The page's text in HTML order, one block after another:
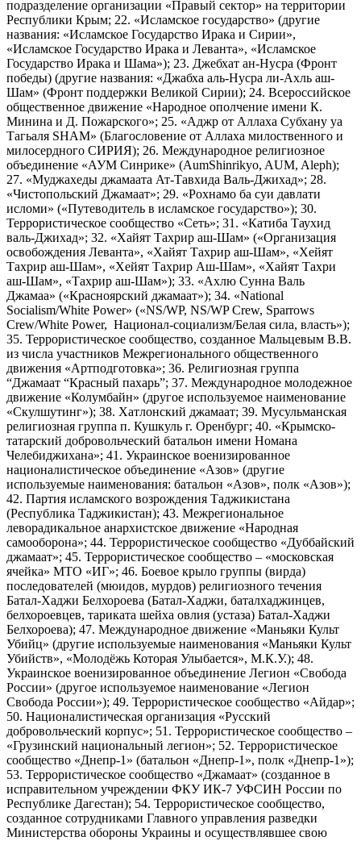
подразделение организации «Правый сектор» на территории
Республики Крым; 22. «Исламское государство» (другие
названия: «Исламское Государство Ирака и Сирии»,
«Исламское Государство Ирака и Леванта», «Исламское
Государство Ирака и Шама»); 23. Джебхат ан-Нусра (Фронт
победы) (другие названия: «Джабха аль-Нусра ли-Ахль аш-
Шам» (Фронт поддержки Великой Сирии); 24. Всероссийское
общественное движение «Народное ополчение имени К.
Минина и Д. Пожарского»; 25. «Аджр от Аллаха Субхану уа
Тагьаля SHAM» (Благословение от Аллаха милоственного и
милосердного СИРИЯ); 26. Международное религиозное
объединение «АУМ Синрике» (AumShinrikyo, AUM, Aleph);
27. «Муджахеды джамаата Ат-Тавхида Валь-Джихад»; 28.
«Чистопольский Джамаат»; 29. «Рохнамо ба суи давлати
исломи» («Путеводитель в исламское государство»); 30.
Террористическое сообщество «Сеть»; 31. «Катиба Таухид
валь-Джихад»; 32. «Хайят Тахрир аш-Шам» («Организация
освобождения Леванта», «Хайят Тахрир аш-Шам», «Хейят
Тахрир аш-Шам», «Хейят Тахрир Аш-Шам», «Хайят Тахри
аш-Шам», «Тахрир аш-Шам»); 33. «Ахлю Сунна Валь
Джамаа» («Красноярский джамаат»); 34. «National
Socialism/White Power» («NS/WP, NS/WP Crew, Sparrows
Crew/White Power, Национал-социализм/Белая сила, власть»);
35. Террористическое сообщество, созданное Мальцевым В.В.
из числа участников Межрегионального общественного
движения «Артподготовка»; 36. Религиозная группа
“Джамаат “Красный пахарь”; 37. Международное молодежное
движение «Колумбайн» (другое используемое наименование
«Скулшутинг»); 38. Хатлонский джамаат; 39. Мусульманская
религиозная группа п. Кушкуль г. Оренбург; 40. «Крымско-
татарский добровольческий батальон имени Номана
Челебиджихана»; 41. Украинское военизированное
националистическое объединение «Азов» (другие
используемые наименования: батальон «Азов», полк «Азов»);
42. Партия исламского возрождения Таджикистана
(Республика Таджикистан); 43. Межрегиональное
леворадикальное анархистское движение «Народная
самооборона»; 44. Террористическое сообщество «Дуббайский
джамаат»; 45. Террористическое сообщество – «московская
ячейка» МТО «ИГ»; 46. Боевое крыло группы (вирда)
последователей (мюидов, мурдов) религиозного течения
Батал-Хаджи Белхороева (Батал-Хаджи, баталхаджинцев,
белхороевцев, тариката шейха овлия (устаза) Батал-Хаджи
Белхороева); 47. Международное движение «Маньяки Культ
Убийц» (другие используемые наименования «Маньяки Культ
Убийств», «Молодёжь Которая Улыбается», М.К.У.); 48.
Украинское военизированное объединение Легион «Свобода
России» (другое используемое наименование «Легион
Свобода России»); 49. Террористическое сообщество «Айдар»;
50. Националистическая организация «Русский
добровольческий корпус»; 51. Террористическое сообщество –
«Грузинский национальный легион»; 52. Террористическое
сообщество «Днепр-1» (батальон «Днепр-1», полк «Днепр-1»);
53. Террористическое сообщество «Джамаат» (созданное в
исправительном учреждении ФКУ ИК-7 УФСИН России по
Республике Дагестан); 54. Террористическое сообщество,
созданное сотрудниками Главного управления разведки
Министерства обороны Украины и осуществлявшее свою